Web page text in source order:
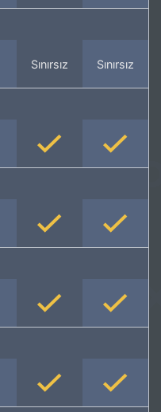
Sınırsız Sınırsız